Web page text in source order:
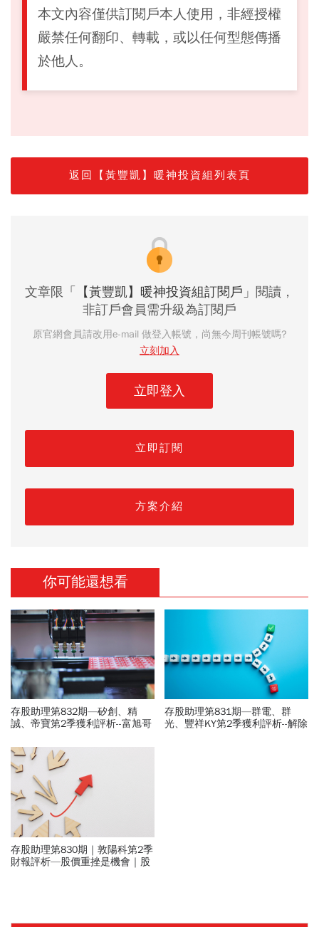
本文內容僅供訂閱戶本人使用，非經授權
嚴禁任何翻印、轉載，或以任何型態傳播
於他人。
返回【黃豐凱】暖神投資組列表頁
文章限 「【黃豐凱】暖神投資組訂閱戶」 閱讀，
非訂戶會員需升級為訂閱戶
原官網會員請改用e-mail 做登入帳號，尚無今周刊帳號嗎?
立刻加入
立即登入
立即訂閱
方案介紹
你可能還想看
存股助理第832期—矽創、精
誠、帝寶第2季獲利評析--富旭哥
存股助理第831期—群電、群
光、豐祥KY第2季獲利評析--解除
存股助理第830期｜敦陽科第2季
財報評析—股價重挫是機會｜股